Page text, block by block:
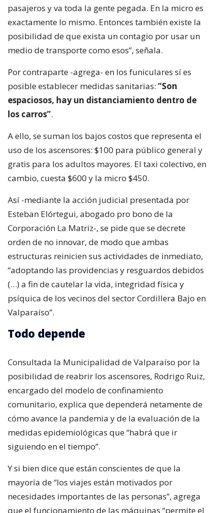
pasajeros y va toda la gente pegada. En la micro es
exactamente lo mismo. Entonces también existe la
posibilidad de que exista un contagio por usar un
medio de transporte como esos”, señala.
Por contraparte -agrega- en los funiculares sí es
posible establecer medidas sanitarias: “Son
espaciosos, hay un distanciamiento dentro de
los carros”.
A ello, se suman los bajos costos que representa el
uso de los ascensores: $100 para público general y
gratis para los adultos mayores. El taxi colectivo, en
cambio, cuesta $600 y la micro $450.
Así -mediante la acción judicial presentada por
Esteban Elórtegui, abogado pro bono de la
Corporación La Matriz-, se pide que se decrete
orden de no innovar, de modo que ambas
estructuras reinicien sus actividades de inmediato,
“adoptando las providencias y resguardos debidos
(…) a fin de cautelar la vida, integridad física y
psíquica de los vecinos del sector Cordillera Bajo en
Valparaíso”.
Todo depende
Consultada la Municipalidad de Valparaíso por la
posibilidad de reabrir los ascensores, Rodrigo Ruiz,
encargado del modelo de confinamiento
comunitario, explica que dependerá netamente de
cómo avance la pandemia y de la evaluación de la
medidas epidemiológicas que “habrá que ir
siguiendo en el tiempo”.
Y si bien dice que están conscientes de que la
mayoría de “los viajes están motivados por
necesidades importantes de las personas”, agrega
que el funcionamiento de las máquinas “permite el